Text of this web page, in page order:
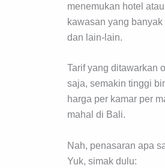
menemukan hotel
kawasan yang
dan lain-lain.
Tarif yang ditawarkan
saja, semakin tinggi
harga per kamar per
mahal di Bali.
Nah, penasaran apa
Yuk, simak dulu: